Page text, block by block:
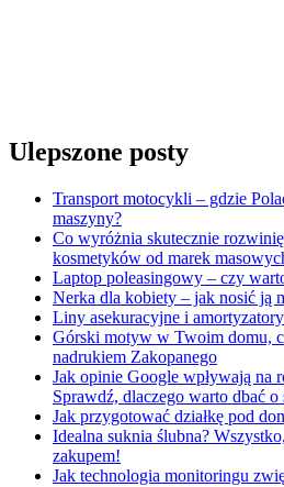
Ulepszone posty
Transport motocykli – gdzie
maszyny?
Co wyróżnia skutecznie
kosmetyków od marek
Laptop poleasingowy – czy
Nerka dla kobiety – jak nosić ją
Liny asekuracyjne i
Górski motyw w Twoim domu,
nadrukiem Zakopanego
Jak opinie Google wpływają na
Sprawdź, dlaczego warto dbać
Jak przygotować działkę pod
Idealna suknia ślubna?
zakupem!
Jak technologia monitoringu